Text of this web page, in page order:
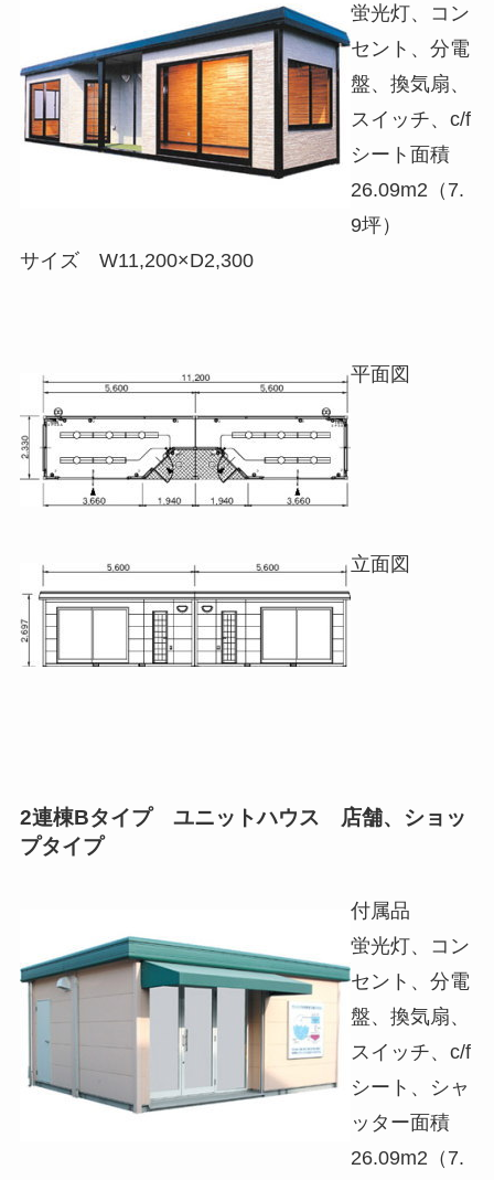
蛍光灯、コン
セント、分電
盤、換気扇、
スイッチ、c/f
シート面積
26.09m2（7.
9坪）
サイズ W11,200×D2,300
平面図
立面図
2連棟Bタイプ ユニットハウス 店舗、ショッ
プタイプ
付属品
蛍光灯、コン
セント、分電
盤、換気扇、
スイッチ、c/f
シート、シャ
ッター面積
26.09m2（7.